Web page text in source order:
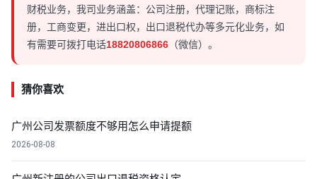
财税业务，我司业务涵盖：公司注册，代理记账，商标注
册，工商变更，进出口权，出口退税代办等多元化业务，如
有需要可拨打电话18820806866 （微信）。
猜你喜欢
广州公司发票额度不够用怎么申请提额
2026-08-08